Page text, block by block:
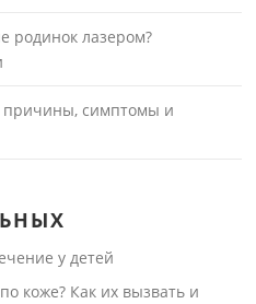
родинок лазером?
причины, симптомы и
у детей
коже? Как их вызвать и